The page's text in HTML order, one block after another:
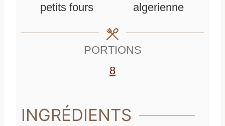
s
petits fours
algerienne
PORTIONS
8
INGRÉDIENTS